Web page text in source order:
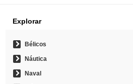
Explorar
Bélicos
Náutica
Naval